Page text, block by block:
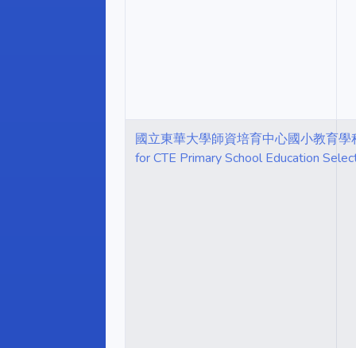
國立東華大學師資培育中心國小教育
for CTE Primary School Education